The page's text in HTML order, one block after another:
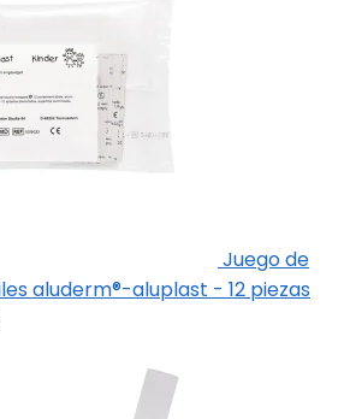
Juego de
aluderm®-aluplast - 12 piezas